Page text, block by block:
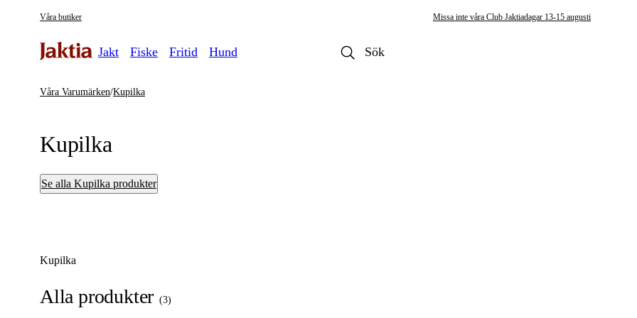
Våra butiker Missa inte våra Club Jaktiadagar 13-15 augusti
Jakt Fiske Fritid Hund
Våra Varumärken/Kupilka
Kupilka
Se alla Kupilka produkter
Kupilka
Alla produkter (3)